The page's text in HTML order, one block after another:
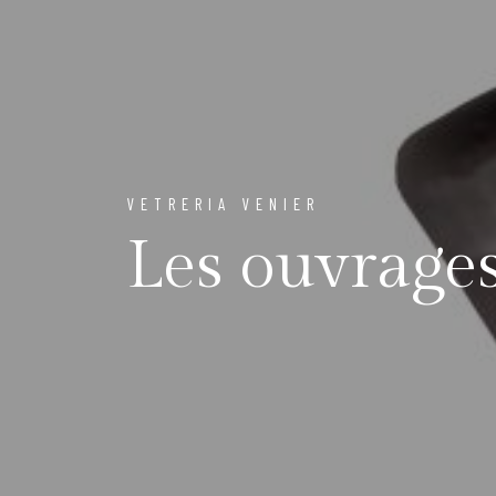
VETRERIA VENIER
Les